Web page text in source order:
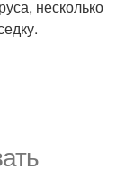
несколько